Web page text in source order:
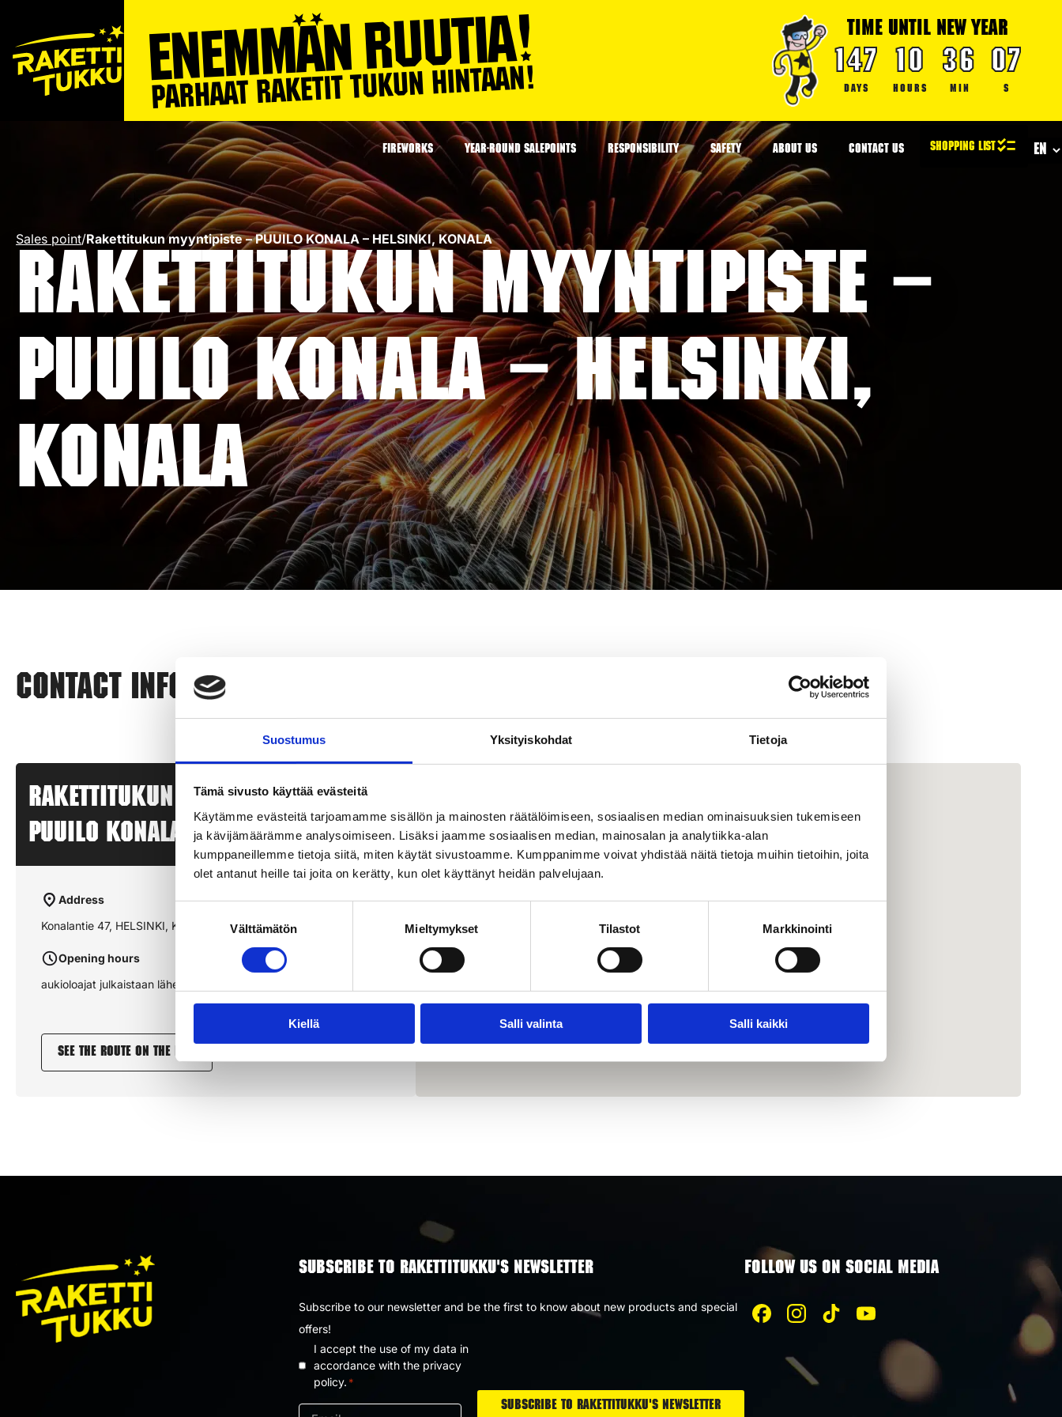
Suostumus Yksityiskohdat Tietoja
Tämä sivusto käyttää evästeitä
Käytämme evästeitä tarjoamamme sisällön ja mainosten räätälöimiseen, sosiaalisen median ominaisuuksien tukemiseen
ja kävijämäärämme analysoimiseen. Lisäksi jaamme sosiaalisen median, mainosalan ja analytiikka-alan
kumppaneillemme tietoja siitä, miten käytät sivustoamme. Kumppanimme voivat yhdistää näitä tietoja muihin tietoihin, joita
olet antanut heille tai joita on kerätty, kun olet käyttänyt heidän palvelujaan.
valinta
Välttämätön Mieltymykset Tilastot Markkinointi
Kiellä Salli valinta Salli kaikki
TIME UNTIL NEW YEAR
147
DAYS
10
HOURS
36
MIN
06
S
FIREWORKS YEAR-ROUND SALEPOINTS RESPONSIBILITY SAFETY ABOUT US CONTACT US
Sales point/Rakettitukun myyntipiste – PUUILO KONALA – HELSINKI, KONALA
Rakettitukun myyntipiste –
PUUILO KONALA – HELSINKI,
KONALA
Contact information
Rakettitukun myyntipiste –
PUUILO KONALA – HELSINKI, KONALA
Address
Konalantie 47, HELSINKI, KONALA
Opening hours
aukioloajat julkaistaan lähempänä sesonkia
See the route on the map
SUBSCRIBE TO RAKETTITUKKU'S NEWSLETTER
Subscribe to our newsletter and be the first to know about new products and special
offers!
Privacy
policy
*
I accept the use of my data in
accordance with the privacy
policy. *
FOLLOW US ON SOCIAL MEDIA